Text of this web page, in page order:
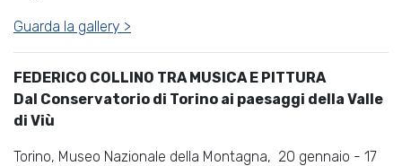
Guarda la gallery >
FEDERICO COLLINO TRA MUSICA E PITTURA
Dal Conservatorio di Torino ai paesaggi della Valle
di Viù
Torino, Museo Nazionale della Montagna, 20 gennaio - 17